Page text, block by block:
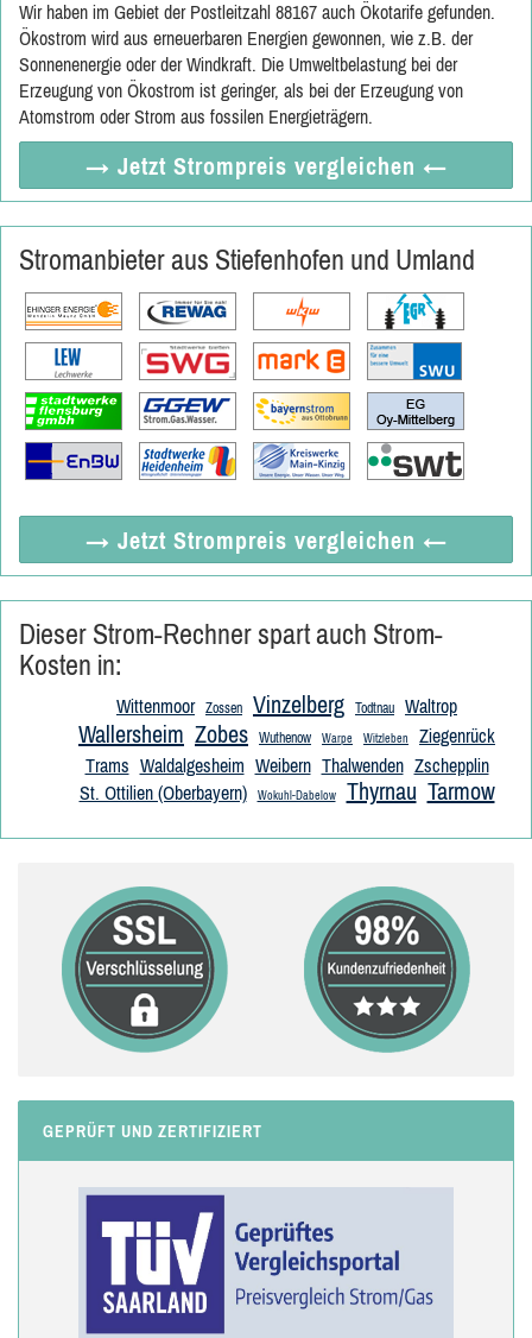
Wir haben im Gebiet der Postleitzahl 88167 auch Ökotarife gefunden.
Ökostrom wird aus erneuerbaren Energien gewonnen, wie z.B. der
Sonnenenergie oder der Windkraft. Die Umweltbelastung bei der
Erzeugung von Ökostrom ist geringer, als bei der Erzeugung von
Atomstrom oder Strom aus fossilen Energieträgern.
→ Jetzt Strompreis vergleichen ←
Stromanbieter aus Stiefenhofen und Umland
→ Jetzt Strompreis vergleichen ←
Dieser Strom-Rechner spart auch Strom-
Kosten in:
Wittenmoor Zossen Vinzelberg Todtnau Waltrop
Wallersheim Zobes Wuthenow Warpe Witzleben
Ziegenrück
Trams Waldalgesheim Weibern Thalwenden Zschepplin
St. Ottilien (Oberbayern)
Wokuhl-Dabelow Thyrnau Tarmow
GEPRÜFT UND ZERTIFIZIERT